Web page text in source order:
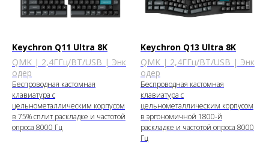
Keychron Q11 Ultra 8K
QMK | 2,4ГГц/BT/USB | Энк
одер
Беспроводная кастомная
клавиатура с
цельнометаллическим корпусом
в 75% сплит раскладке и частотой
опроса 8000 Гц
Keychron Q13 Ultra 8K
QMK | 2,4ГГц/BT/USB | Энк
одер
Беспроводная кастомная
клавиатура с
цельнометаллическим корпусом
в эргономичной 1800-й
раскладке и частотой опроса 8000
Гц